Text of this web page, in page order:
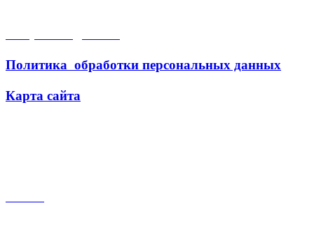
Политика обработки персональных данных
Карта сайта